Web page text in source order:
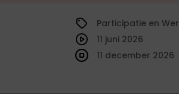
Participatie en
11 juni 2026
11 december 2026